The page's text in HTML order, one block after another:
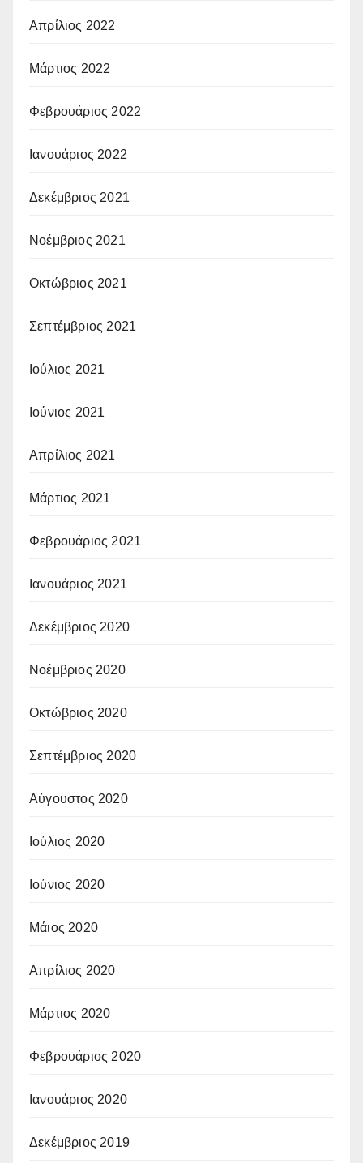
Απρίλιος 2022
Μάρτιος 2022
Φεβρουάριος 2022
Ιανουάριος 2022
Δεκέμβριος 2021
Νοέμβριος 2021
Οκτώβριος 2021
Σεπτέμβριος 2021
Ιούλιος 2021
Ιούνιος 2021
Απρίλιος 2021
Μάρτιος 2021
Φεβρουάριος 2021
Ιανουάριος 2021
Δεκέμβριος 2020
Νοέμβριος 2020
Οκτώβριος 2020
Σεπτέμβριος 2020
Αύγουστος 2020
Ιούλιος 2020
Ιούνιος 2020
Μάιος 2020
Απρίλιος 2020
Μάρτιος 2020
Φεβρουάριος 2020
Ιανουάριος 2020
Δεκέμβριος 2019